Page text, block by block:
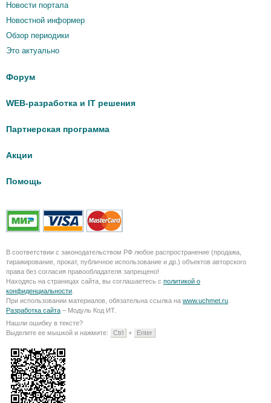
Новости портала
Новостной информер
Обзор периодики
Это актуально
Форум
WEB-разработка и IT решения
Партнерская программа
Акции
Помощь
В соответствии с законодательством РФ любое распространение (продажа,
тиражирование, прокат, публичное использование и др.) объектов авторского
права без согласия правообладателя запрещено!
Находясь на страницах сайта, вы соглашаетесь с политикой о
конфиденциальности
При использовании материалов, обязательна ссылка на www.uchmet.ru
Разработка сайта – Модуль Код ИТ.
Нашли ошибку в тексте?
Выделите ее мышкой и нажмите:
Ctrl + Enter